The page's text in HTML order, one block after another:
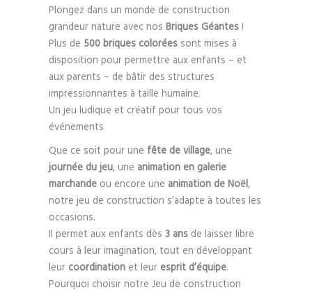
Plongez dans un monde de construction
grandeur nature avec nos Briques Géantes !
Plus de 500 briques colorées sont mises à
disposition pour permettre aux enfants – et
aux parents – de bâtir des structures
impressionnantes à taille humaine.
Un jeu ludique et créatif pour tous vos
événements
Que ce soit pour une fête de village, une
journée du jeu, une animation en galerie
marchande ou encore une animation de Noël,
notre jeu de construction s’adapte à toutes les
occasions.
Il permet aux enfants dès 3 ans de laisser libre
cours à leur imagination, tout en développant
leur coordination et leur esprit d’équipe.
Pourquoi choisir notre Jeu de construction